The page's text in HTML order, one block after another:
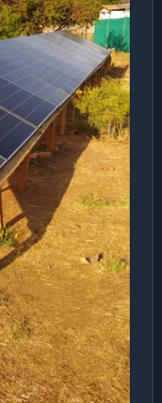
las baterías de
para ver si
de agua.
todos los chequeos
y nada. Teníamos
una
supone un arranque
alterna tienen
llegar a ser 7
ser le motivo del por
pude encontrar
así que voy a
de consumo del
cercana a los 2kW,
lo detectó como